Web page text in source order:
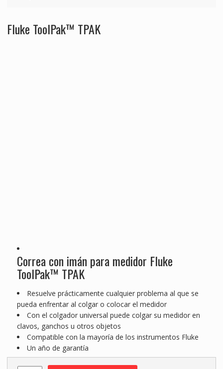
Fluke ToolPak™ TPAK
Correa con imán para medidor Fluke
ToolPak™ TPAK
Resuelve prácticamente cualquier problema al que se
pueda enfrentar al colgar o colocar el medidor
Con el colgador universal puede colgar su medidor en
clavos, ganchos u otros objetos
Compatible con la mayoría de los instrumentos Fluke
Un año de garantía